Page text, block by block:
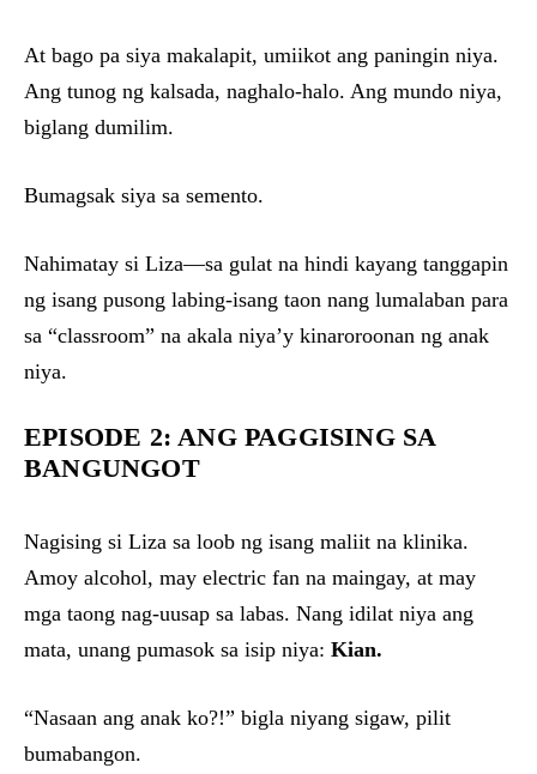
At bago pa siya makalapit, umiikot ang paningin niya.
Ang tunog ng kalsada, naghalo-halo. Ang mundo niya,
biglang dumilim.
Bumagsak siya sa semento.
Nahimatay si Liza—sa gulat na hindi kayang tanggapin
ng isang pusong labing-isang taon nang lumalaban para
sa “classroom” na akala niya’y kinaroroonan ng anak
niya.
EPISODE 2: ANG PAGGISING SA
BANGUNGOT
Nagising si Liza sa loob ng isang maliit na klinika.
Amoy alcohol, may electric fan na maingay, at may
mga taong nag-uusap sa labas. Nang idilat niya ang
mata, unang pumasok sa isip niya: Kian.
“Nasaan ang anak ko?!” bigla niyang sigaw, pilit
bumabangon.